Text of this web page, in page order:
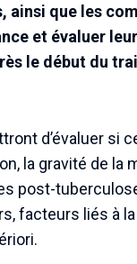
que les
et évaluer
le début du
d’évaluer si
la gravité de la
post-
facteurs liés à